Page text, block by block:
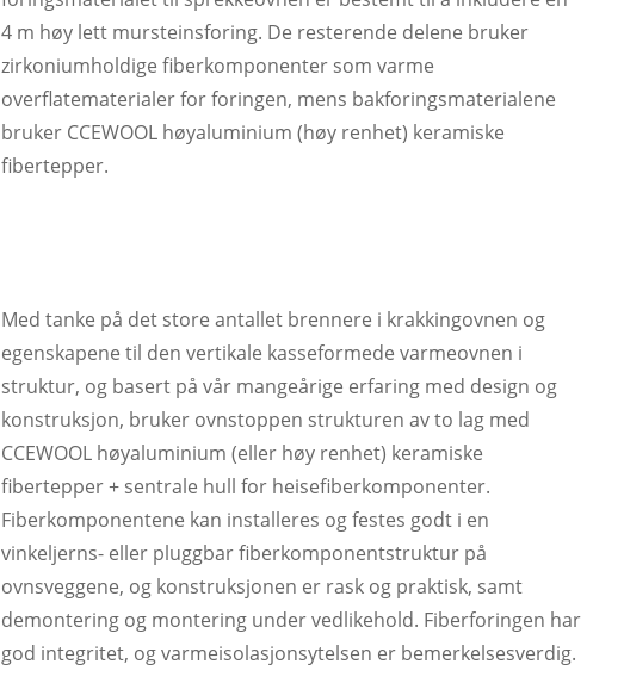
4 m høy lett mursteinsforing. De resterende delene bruker
zirkoniumholdige fiberkomponenter som varme
overflatematerialer for foringen, mens bakforingsmaterialene
bruker CCEWOOL høyaluminium (høy renhet) keramiske
fibertepper.
Med tanke på det store antallet brennere i krakkingovnen og
egenskapene til den vertikale kasseformede varmeovnen i
struktur, og basert på vår mangeårige erfaring med design og
konstruksjon, bruker ovnstoppen strukturen av to lag med
CCEWOOL høyaluminium (eller høy renhet) keramiske
fibertepper + sentrale hull for heisefiberkomponenter.
Fiberkomponentene kan installeres og festes godt i en
vinkeljerns- eller pluggbar fiberkomponentstruktur på
ovnsveggene, og konstruksjonen er rask og praktisk, samt
demontering og montering under vedlikehold. Fiberforingen har
god integritet, og varmeisolasjonsytelsen er bemerkelsesverdig.